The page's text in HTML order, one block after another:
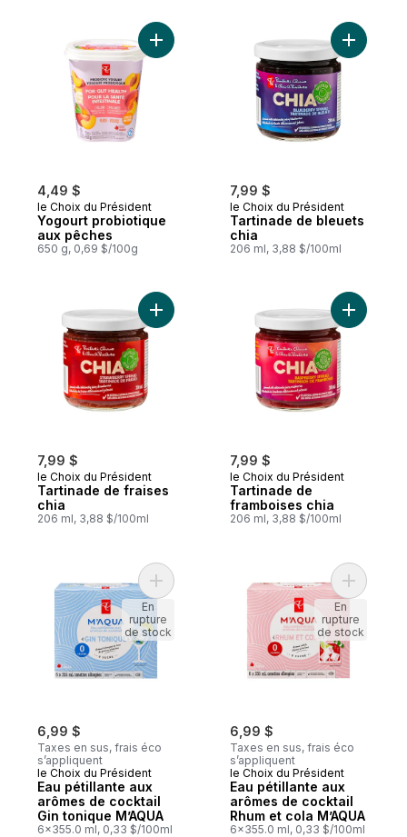
4,49 $
le Choix du Président
Yogourt probiotique
aux pêches
650 g, 0,69 $/100g
Ajouter Yogourt probiotique aux pêches
7,99 $
le Choix du Président
Tartinade de bleuets
chia
206 ml, 3,88 $/100ml
Ajouter
7,99 $
le Choix du Président
Tartinade de fraises
chia
206 ml, 3,88 $/100ml
Ajouter Tartinade de fraises chia au
7,99 $
le Choix du Président
Tartinade de
framboises chia
206 ml, 3,88 $/100ml
Ajouter
6,99 $
Taxes en sus, frais éco
s’appliquent
le Choix du Président
Eau pétillante aux
arômes de cocktail
Gin tonique M’AQUA
6x355.0 ml, 0,33 $/100ml
Ajouter Eau pétillante aux arômes de
En
rupture
de stock
6,99 $
Taxes en sus, frais éco
s’appliquent
le Choix du Président
Eau pétillante aux
arômes de cocktail
Rhum et cola M’AQUA
6x355.0 ml, 0,33 $/100ml
Ajouter
En
rupture
de stock